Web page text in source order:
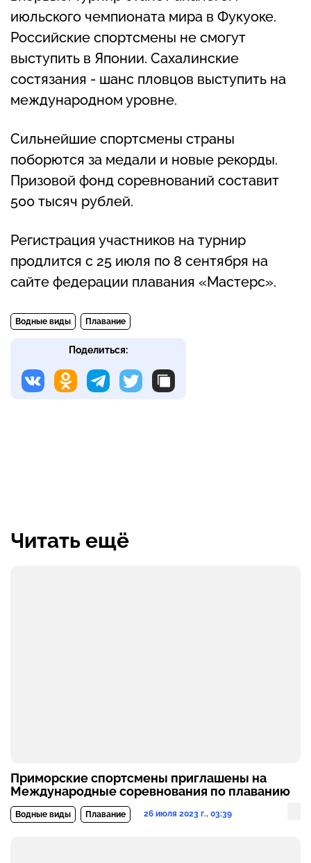
июльского чемпионата мира в Фукуоке.
Российские спортсмены не смогут
выступить в Японии. Сахалинские
состязания - шанс пловцов выступить на
международном уровне.
Сильнейшие спортсмены страны
поборются за медали и новые рекорды.
Призовой фонд соревнований составит
500 тысяч рублей.
Регистрация участников на турнир
продлится с 25 июля по 8 сентября на
сайте федерации плавания «Мастерс».
Водные виды Плавание
Поделиться:
Читать ещё
Приморские спортсмены приглашены на
Международные соревнования по плаванию
Водные виды Плавание 26 июля 2023 г., 03:39